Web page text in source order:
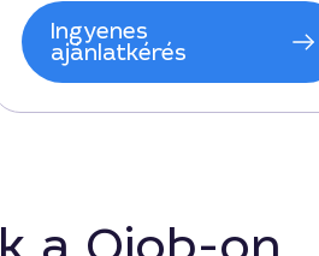
előre egyeztettük, a végeredmény
pedig tartós. Ajánlották a Roland
nevű szakembert, akire a
Ingyenes
ajánlatkérés